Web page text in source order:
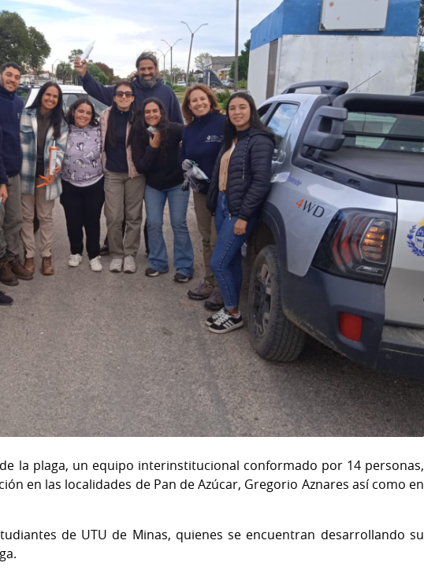
la plaga, un equipo interinstitucional conformado por 14 personas,
en las localidades de Pan de Azúcar, Gregorio Aznares así como en
de UTU de Minas, quienes se encuentran desarrollando su